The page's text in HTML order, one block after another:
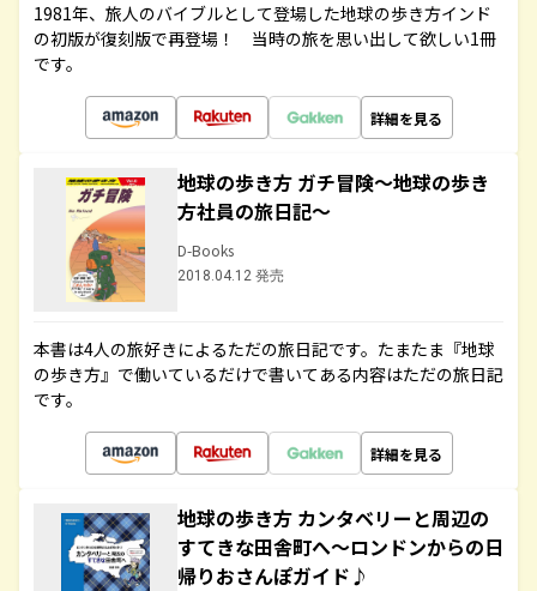
1981年、旅人のバイブルとして登場した地球の歩き方インド
の初版が復刻版で再登場！ 当時の旅を思い出して欲しい1冊
です。
詳細を見る
地球の歩き方 ガチ冒険～地球の歩き
方社員の旅日記～
D-Books
2018.04.12 発売
本書は4人の旅好きによるただの旅日記です。たまたま『地球
の歩き方』で働いているだけで書いてある内容はただの旅日記
です。
詳細を見る
地球の歩き方 カンタベリーと周辺の
すてきな田舎町へ～ロンドンからの日
帰りおさんぽガイド♪